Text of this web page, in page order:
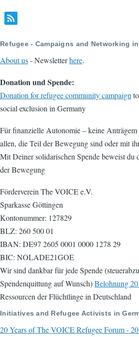
Refugee - Campaigns and Networking
About us- Newsletterhere.
Donation und Spende:
Donation for refugee community campaign
social exclusion in Germany
Für finanzielle Autonomie – keine
allen, die Teil der Bewegung sind oder mit
Mit Deiner solidarischen Spende beweist
der Bewegung
Förderverein The VOICE e.V.
Sparkasse Göttingen
Kontonummer: 127829
BLZ: 260 500 01
IBAN: DE97 2605 0001 0000 1278 29
BIC: NOLADE21GOE
Wir sind dankbar für jede Spende
Spendenquittung auf Wunsch)Belohnung
Ressourcen der Flüchtlinge in Deutschland
Initiatives and Refugee Activists in
20 Years of The VOICE Refugee Forum -